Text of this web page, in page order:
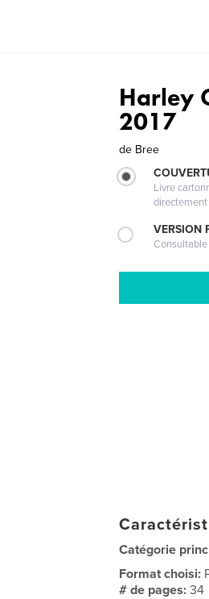
Harley
2017
de Bree
Livre
VERSION
Catégorie
Format choisi:
# de pages:34